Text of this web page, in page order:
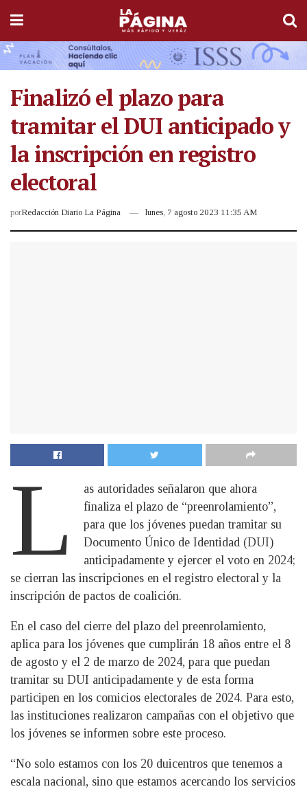
Finalizó el plazo para
tramitar el DUI anticipado y
la inscripción en registro
electoral
porRedacción Diario La Página lunes, 7 agosto 2023 11:35 AM
L
as autoridades señalaron que ahora
finaliza el plazo de “preenrolamiento”,
para que los jóvenes puedan tramitar su
Documento Único de Identidad (DUI)
anticipadamente y ejercer el voto en 2024;
se cierran las inscripciones en el registro electoral y la
inscripción de pactos de coalición.
En el caso del cierre del plazo del preenrolamiento,
aplica para los jóvenes que cumplirán 18 años entre el 8
de agosto y el 2 de marzo de 2024, para que puedan
tramitar su DUI anticipadamente y de esta forma
participen en los comicios electorales de 2024. Para esto,
las instituciones realizaron campañas con el objetivo que
los jóvenes se informen sobre este proceso.
“No solo estamos con los 20 duicentros que tenemos a
es­cala nacional, sino que estamos acercando los servicios